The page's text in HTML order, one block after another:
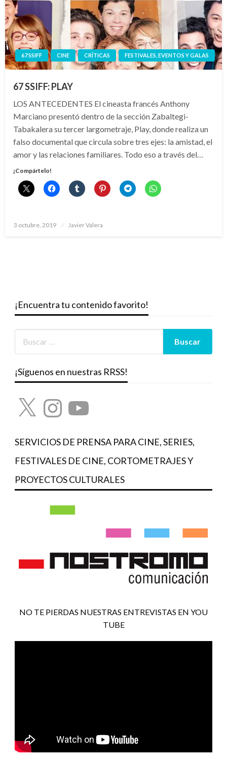
67 SSIFF CINE CRÍTICAS FESTIVALES, EVENTOS Y GALAS
67 SSIFF: PLAY
LOS ANTECEDENTES El cineasta francés Anthony
Marciano presentó dentro de la sección Zabaltegi-
Tabakalera su tercer largometraje, Play, donde realiza un
falso documental que circula sobre tres ejes: la amistad, el
amor y las relaciones familiares. Todo eso a través del…
¡Compártelo!
Publicado
3 octubre, 2019 Javier Valera
¡Encuentra tu contenido favorito!
¡Síguenos en nuestras RRSS!
X InstagramYouTube
SERVICIOS DE PRENSA PARA CINE, SERIES,
FESTIVALES DE CINE, CORTOMETRAJES Y
PROYECTOS CULTURALES
NO TE PIERDAS NUESTRAS ENTREVISTAS EN YOU
TUBE